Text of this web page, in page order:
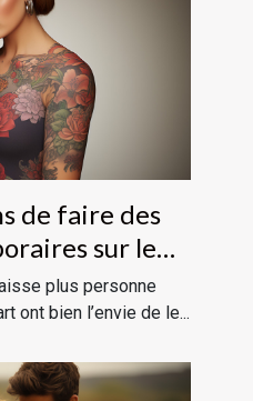
de faire des
sur le
plus personne
ont bien l’envie de le...